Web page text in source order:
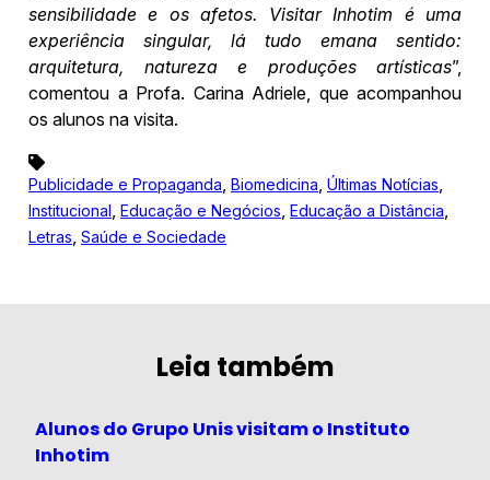
sensibilidade e os afetos. Visitar Inhotim é uma
experiência singular, lá tudo emana sentido:
arquitetura, natureza e produções artísticas”,
comentou a Profa. Carina Adriele, que acompanhou
os alunos na visita.
Publicidade e Propaganda Biomedicina Últimas Notícias
Institucional Educação e Negócios Educação a Distância
Letras Saúde e Sociedade
Leia também
Alunos do Grupo Unis visitam o Instituto
Inhotim